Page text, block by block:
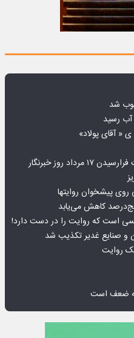
شد
آب رسید
ی « آقای پولاد»
روز خبرنگار
روی پیشخوان روایت­ها
کسی است که روایت را در دست دارد!
و صنایع غدیر تکذیب شد
روایت
ضعف است